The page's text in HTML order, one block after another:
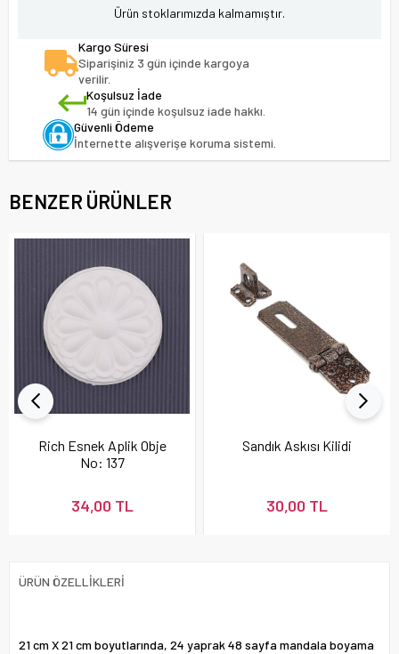
Ürün stoklarımızda kalmamıştır.
Kargo Süresi
Siparişiniz 3 gün içinde kargoya
verilir.
Koşulsuz İade
14 gün içinde koşulsuz iade hakkı.
Güvenli Ödeme
İnternette alışverişe koruma sistemi.
BENZER ÜRÜNLER
Rich Esnek Aplik Obje
No: 137
34,00 TL
Sandık Askısı Kilidi
30,00 TL
ÜRÜN ÖZELLIKLERI
21 cm X 21 cm boyutlarında, 24 yaprak 48 sayfa mandala boyama